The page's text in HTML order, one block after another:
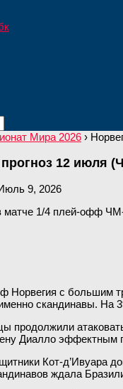
Мира 2026 ›
12 июля
9, 2026
1/4 плей-офф
Норвегия с большим
скандинавы. На
продолжили
Диалло эффектным
Кот-д’Ивуара
ждала